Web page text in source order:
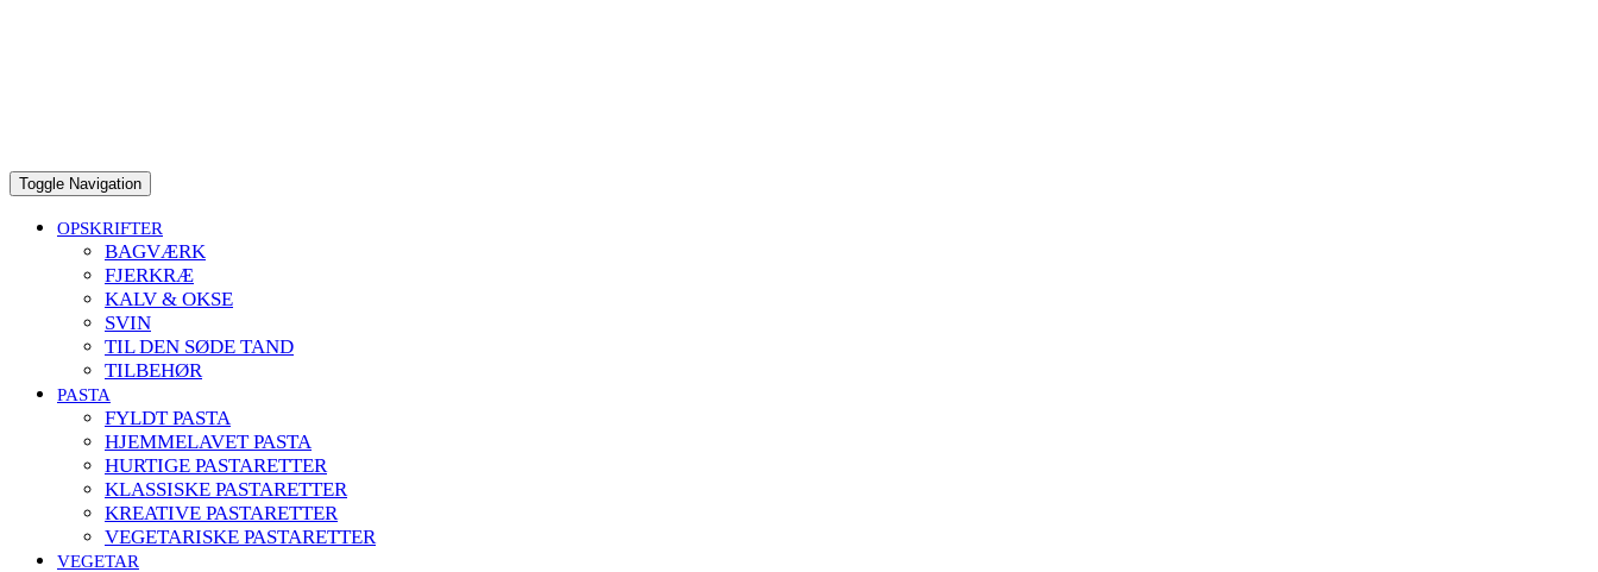
Toggle Navigation
OPSKRIFTER
BAGVÆRK
FJERKRÆ
KALV & OKSE
SVIN
TIL DEN SØDE TAND
TILBEHØR
PASTA
FYLDT PASTA
HJEMMELAVET PASTA
HURTIGE PASTARETTER
KLASSISKE PASTARETTER
KREATIVE PASTARETTER
VEGETARISKE PASTARETTER
VEGETAR